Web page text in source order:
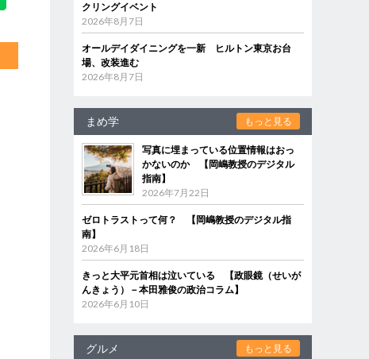
クリングイベント
2026年8月7日
オールデイダイニングを一新 ヒルトン東京お台
場、改装進む
2026年8月7日
まめ学 もっと見る
写真に埋まっている位置情報はおっ
かないのか 【岡嶋教授のデジタル
指南】
2026年7月22日
ゼロトラストって何？ 【岡嶋教授のデジタル指
南】
2026年6月18日
きっと大平元首相は泣いている 【政眼鏡（せいが
んきょう）－本田雅俊の政治コラム】
2026年6月10日
グルメ もっと見る